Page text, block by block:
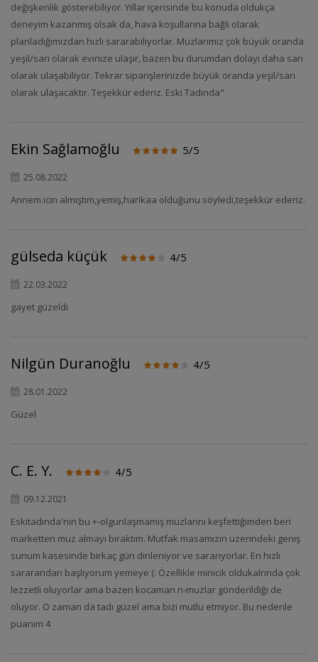
değişkenlik gösterebiliyor. Yıllar içerisinde bu konuda oldukça
deneyim kazanmış olsak da, hava koşullarına bağlı olarak
planladığımızdan hızlı sararabiliyorlar. Muzlarımız çok büyük oranda
yeşil/sarı olarak evinize ulaşır, bazen bu durumdan dolayı daha sarı
olarak ulaşabiliyor. Tekrar siparişlerinizde büyük oranda yeşil/sarı
olarak ulaşacaktır. Teşekkür ederiz. Eski Tadında"
Ekin Sağlamoğlu 5/5
25.08.2022
Annem icin almıştım,yemiş,harikaa olduğunu söyledi,teşekkür ederiz.
gülseda küçük 4/5
22.03.2022
gayet güzeldi
Nilgün Duranoğlu 4/5
28.01.2022
Güzel
C. E. Y. 4/5
09.12.2021
Eskitadında'nın bu +-olgunlaşmamış muzlarını keşfettiğimden beri
marketten muz almayı bıraktım. Mutfak masamızın üzerindeki geniş
sunum kasesinde birkaç gün dinleniyor ve sararıyorlar. En hızlı
sararandan başlıyorum yemeye (: Özellikle minicik oldukalrında çok
lezzetli oluyorlar ama bazen kocaman n-muzlar gönderildiği de
oluyor. O zaman da tadı güzel ama bizi mutlu etmiyor. Bu nedenle
puanım 4